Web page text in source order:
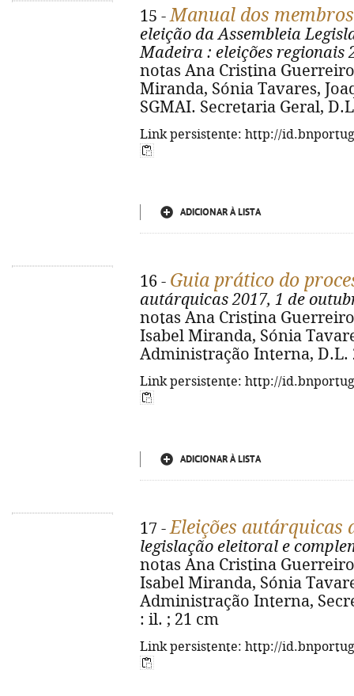
15 -Manual dos
eleição da Assembleia
Madeira : eleições regionais
notas Ana Cristina
Miranda, Sónia Tavares,
SGMAI. Secretaria Geral,
Link persistente: http://
ADICIONAR À LISTA
16 - Guia prático do
autárquicas 2017, 1 de
notas Ana Cristina
Isabel Miranda, Sónia
Administração Interna, D.L.
Link persistente: http://
ADICIONAR À LISTA
17 -Eleições autárquicas
legislação eleitoral e
notas Ana Cristina
Isabel Miranda, Sónia
Administração Interna,
: il. ; 21 cm
Link persistente: http://